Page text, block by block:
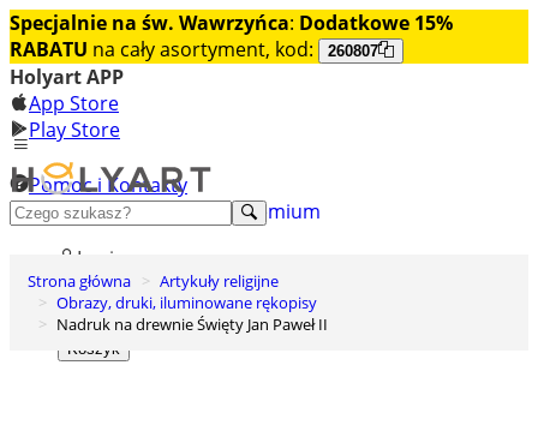
Specjalnie na św. Wawrzyńca: Dodatkowe 15%
RABATU na cały asortyment, kod: 260807
Holyart APP
App Store
Play Store
Pomoc i Kontakty
+48 222 922 860
Odkryj premium
Login
Lista życzeń
0
Koszyk
Strona główna
Artykuły religijne
Obrazy, druki, iluminowane rękopisy
Nadruk na drewnie Święty Jan Paweł II